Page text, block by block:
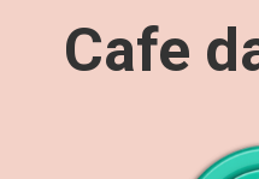
Cafe